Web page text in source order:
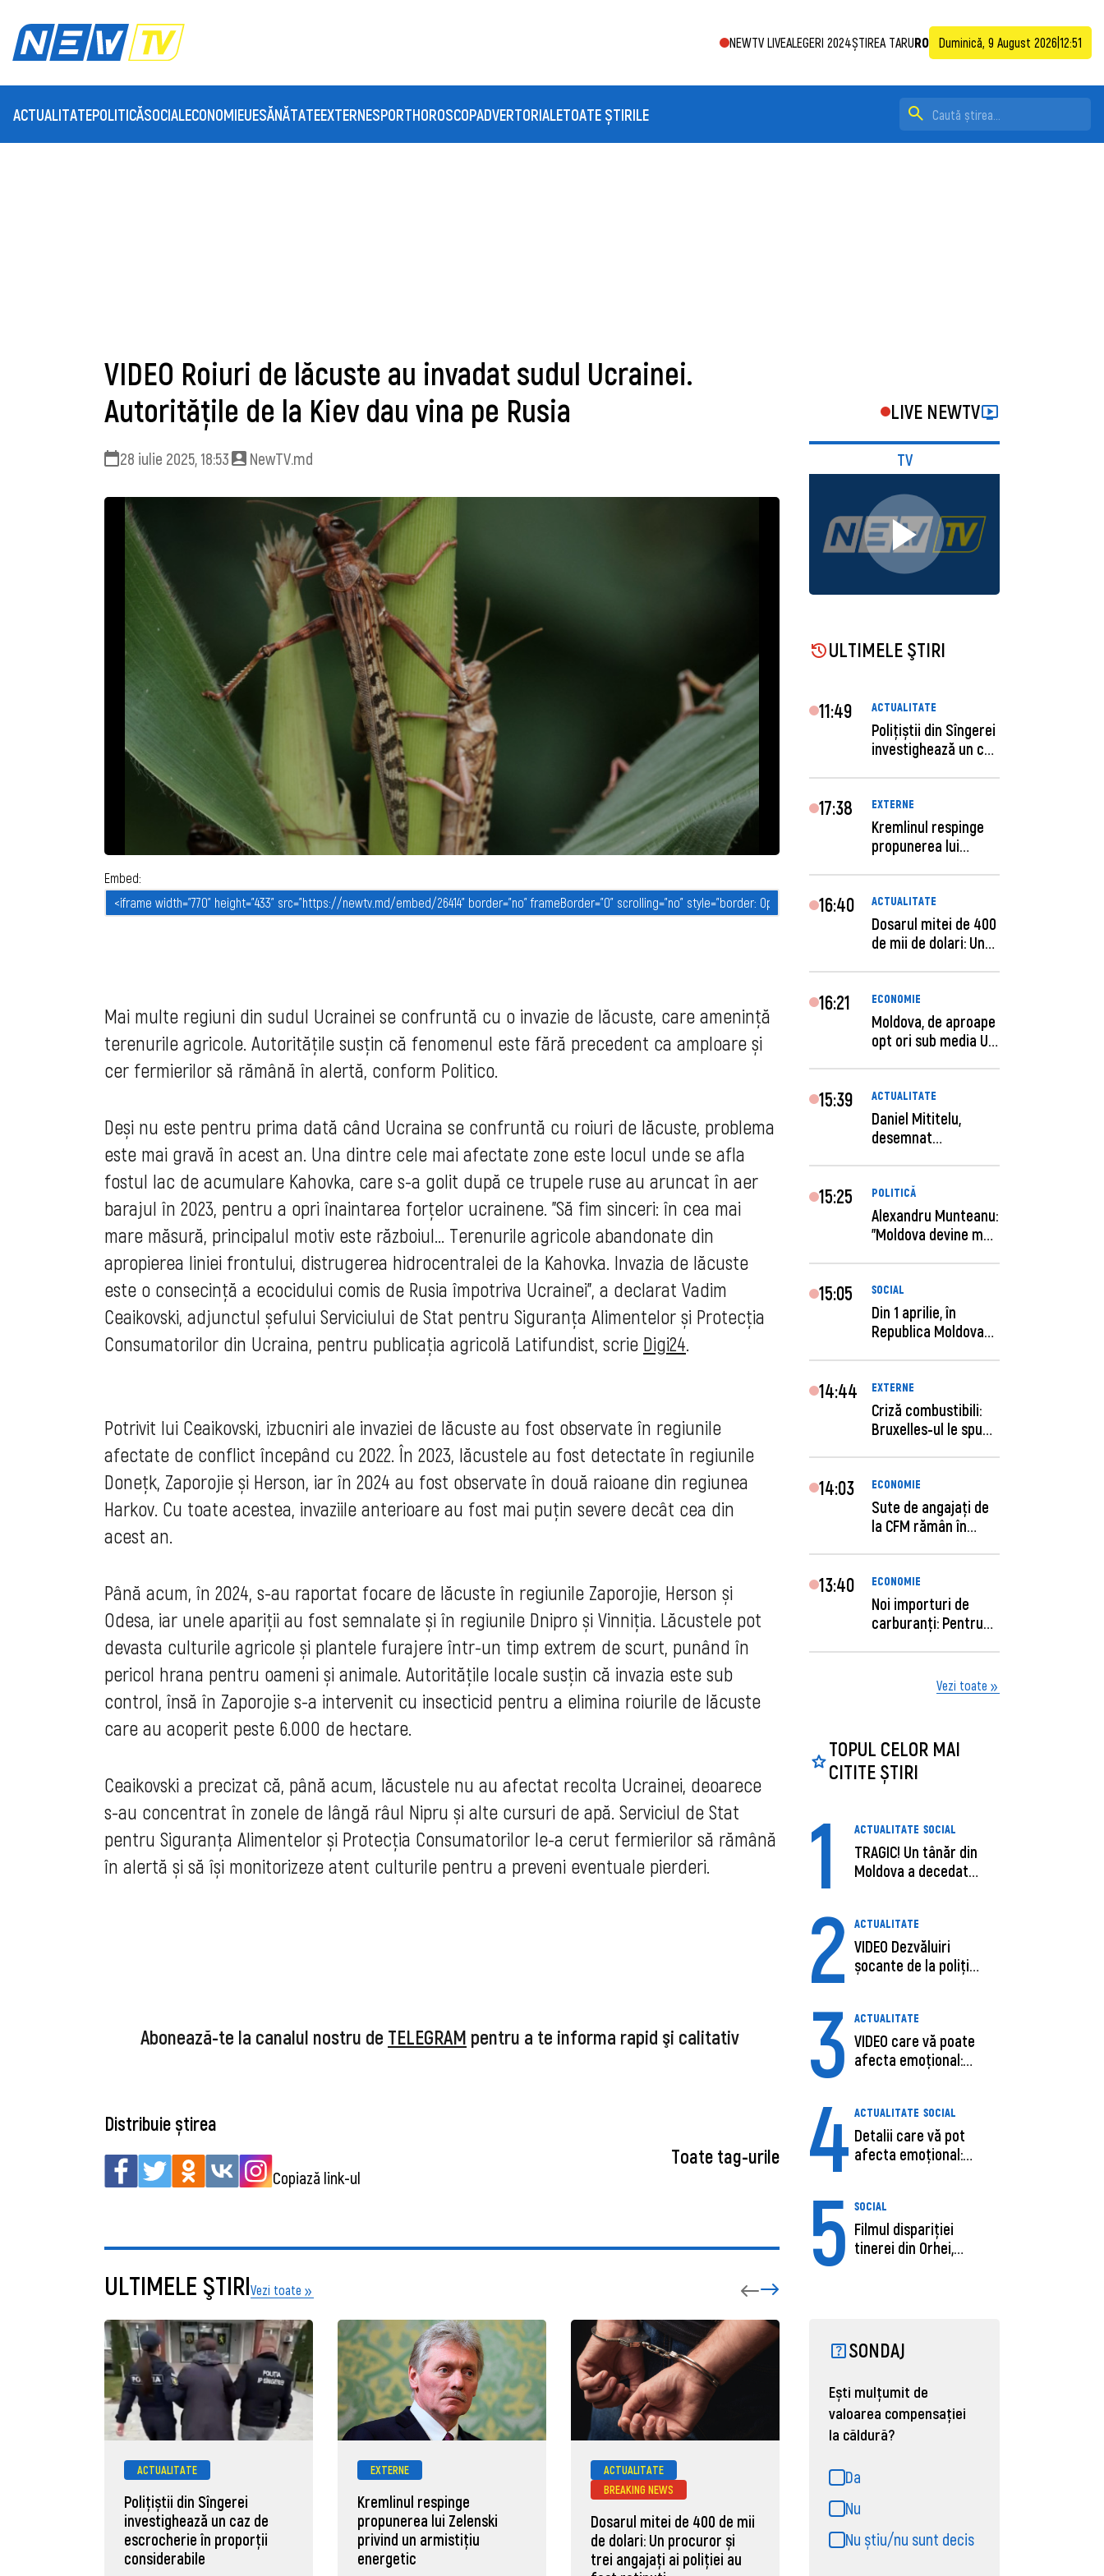
NEWTV LIVEALEGERI 2024ȘTIREA TARURO Duminică, 9 August 2026 12:51
ACTUALITATEPOLITICĂSOCIAL ECONOMIEUESĂNĂTATEEXTERNESPORTHOROSCOPADVERTORIALETOATE ȘTIRILE
VIDEO Roiuri de lăcuste au invadat sudul Ucrainei.
Autoritățile de la Kiev dau vina pe Rusia
28 iulie 2025, 18:53 NewTV.md
Embed:
Mai multe regiuni din sudul Ucrainei se confruntă cu o invazie de lăcuste, care amenință
terenurile agricole. Autoritățile susțin că fenomenul este fără precedent ca amploare și
cer fermierilor să rămână în alertă, conform Politico.
Deși nu este pentru prima dată când Ucraina se confruntă cu roiuri de lăcuste, problema
este mai gravă în acest an. Una dintre cele mai afectate zone este locul unde se afla
fostul lac de acumulare Kahovka, care s-a golit după ce trupele ruse au aruncat în aer
barajul în 2023, pentru a opri înaintarea forțelor ucrainene. "Să fim sinceri: în cea mai
mare măsură, principalul motiv este războiul... Terenurile agricole abandonate din
apropierea liniei frontului, distrugerea hidrocentralei de la Kahovka. Invazia de lăcuste
este o consecință a ecocidului comis de Rusia împotriva Ucrainei", a declarat Vadim
Ceaikovski, adjunctul șefului Serviciului de Stat pentru Siguranța Alimentelor și Protecția
Consumatorilor din Ucraina, pentru publicația agricolă Latifundist, scrie Digi24.
Potrivit lui Ceaikovski, izbucniri ale invaziei de lăcuste au fost observate în regiunile
afectate de conflict începând cu 2022. În 2023, lăcustele au fost detectate în regiunile
Donețk, Zaporojie și Herson, iar în 2024 au fost observate în două raioane din regiunea
Harkov. Cu toate acestea, invaziile anterioare au fost mai puțin severe decât cea din
acest an.
Până acum, în 2024, s-au raportat focare de lăcuste în regiunile Zaporojie, Herson și
Odesa, iar unele apariții au fost semnalate și în regiunile Dnipro și Vinniția. Lăcustele pot
devasta culturile agricole și plantele furajere într-un timp extrem de scurt, punând în
pericol hrana pentru oameni și animale. Autoritățile locale susțin că invazia este sub
control, însă în Zaporojie s-a intervenit cu insecticid pentru a elimina roiurile de lăcuste
care au acoperit peste 6.000 de hectare.
Ceaikovski a precizat că, până acum, lăcustele nu au afectat recolta Ucrainei, deoarece
s-au concentrat în zonele de lângă râul Nipru și alte cursuri de apă. Serviciul de Stat
pentru Siguranța Alimentelor și Protecția Consumatorilor le-a cerut fermierilor să rămână
în alertă și să își monitorizeze atent culturile pentru a preveni eventuale pierderi.
Abonează-te la canalul nostru de TELEGRAM pentru a te informa rapid şi calitativ
Distribuie știrea
Copiază link-ul
Toate tag-urile
ULTIMELE ŞTIRIVezi toate
ACTUALITATE
Polițiștii din Sîngerei
investighează un caz de
escrocherie în proporții
considerabile
EXTERNE
Kremlinul respinge
propunerea lui Zelenski
privind un armistițiu
energetic
ACTUALITATE
BREAKING NEWS
Dosarul mitei de 400 de mii
de dolari: Un procuror și
trei angajați ai poliției au
ECONOMIE
Moldova, de aproape opt ori
sub media UE la costul
muncii pe ora
LIVE NEWTV
TV
ULTIMELE ŞTIRI
11:49 ACTUALITATE
Polițiștii din Sîngerei
investighează un caz
17:38 EXTERNE
Kremlinul respinge
propunerea lui
16:40 ACTUALITATE
Dosarul mitei de 400
de mii de dolari: Un
16:21 ECONOMIE
Moldova, de aproape
opt ori sub media UE
15:39 ACTUALITATE
Daniel Mititelu,
desemnat
15:25 POLITICĂ
Alexandru Munteanu:
"Moldova devine mai
15:05 SOCIAL
Din 1 aprilie, în
Republica Moldova
14:44 EXTERNE
Criză combustibili:
Bruxelles-ul le spune
14:03 ECONOMIE
Sute de angajaţi de
la CFM rămân în
13:40 ECONOMIE
Noi importuri de
carburanți: Pentru
Vezi toate
TOPUL CELOR MAI
CITITE ȘTIRI
1 ACTUALITATE SOCIAL
TRAGIC! Un tânăr din
Moldova a decedat
2 ACTUALITATE
VIDEO Dezvăluiri
șocante de la poliție,
3 ACTUALITATE
VIDEO care vă poate
afecta emoțional:
4 ACTUALITATE SOCIAL
Detalii care vă pot
afecta emoțional:
5 SOCIAL
Filmul dispariției
tinerei din Orhei,
SONDAJ
Ești mulțumit de
valoarea compensației
la căldură?
Da
Nu
Nu știu/nu sunt decis